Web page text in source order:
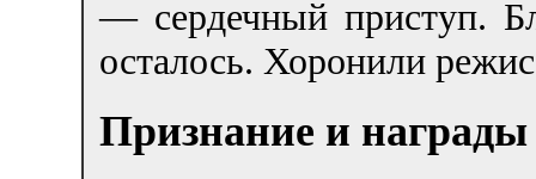
— сердечный приступ.
осталось. Хоронили
Признание и награды